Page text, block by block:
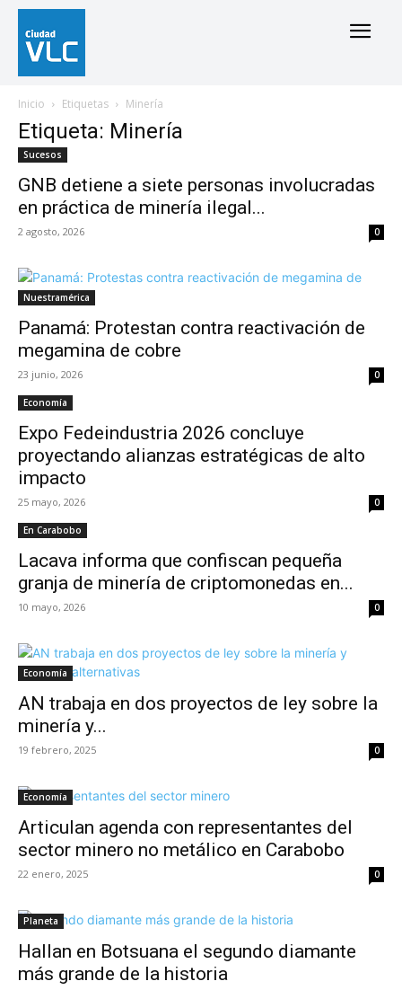
Inicio Etiquetas Minería
Etiqueta: Minería
Sucesos
GNB detiene a siete personas involucradas
en práctica de minería ilegal...
2 agosto, 2026 0
Nuestramérica
Panamá: Protestan contra reactivación de
megamina de cobre
23 junio, 2026 0
Economía
Expo Fedeindustria 2026 concluye
proyectando alianzas estratégicas de alto
impacto
25 mayo, 2026 0
En Carabobo
Lacava informa que confiscan pequeña
granja de minería de criptomonedas en...
10 mayo, 2026 0
Economía
AN trabaja en dos proyectos de ley sobre la
minería y...
19 febrero, 2025 0
Economía
Articulan agenda con representantes del
sector minero no metálico en Carabobo
22 enero, 2025 0
Planeta
Hallan en Botsuana el segundo diamante
más grande de la historia